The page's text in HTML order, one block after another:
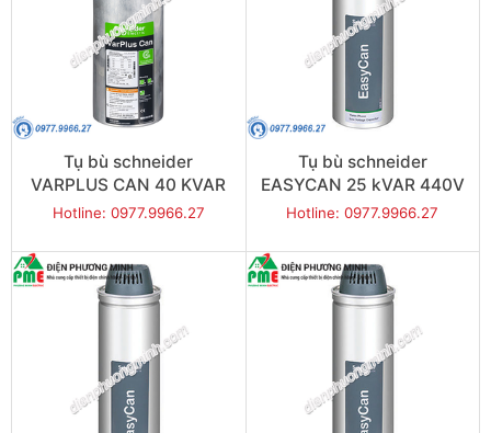
Tụ bù schneider
VARPLUS CAN 40 KVAR
440V
Hotline: 0977.9966.27
Tụ bù schneider
EASYCAN 25 kVAR 440V
Hotline: 0977.9966.27